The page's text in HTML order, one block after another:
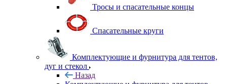
Тросы и спасательные концы
Спасательные круги
Комплектующие и фурнитура для тентов,
дуг и стекол
Назад